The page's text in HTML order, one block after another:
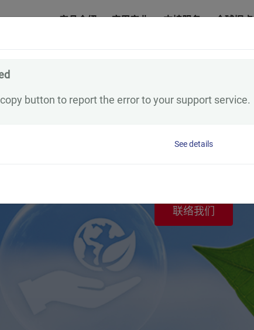
产品介绍 应用产业 支持服务 全球据点
ESG
联络我们
button to report the error to your support service.
See details